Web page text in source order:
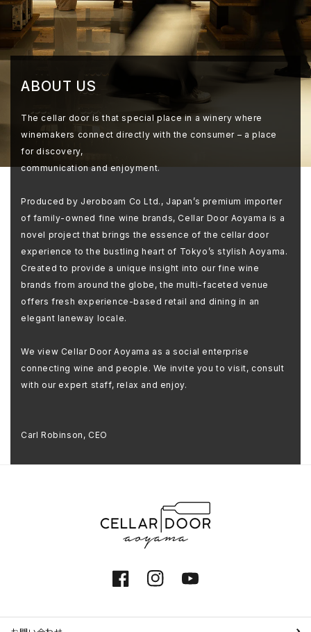
ABOUT US
The cellar door is that special place in a winery where
winemakers connect directly with the consumer – a place
for discovery,
communication and enjoyment.
Produced by Jeroboam Co Ltd., Japan’s premium importer
of family-owned fine wine brands, Cellar Door Aoyama is a
novel project that brings the essence of the cellar door
experience to the bustling heart of Tokyo’s stylish Aoyama.
Created to provide a unique insight into our fine wine
brands from around the globe, the multi-faceted venue
offers fresh experience-based retail and dining in an
elegant laneway locale.
We view Cellar Door Aoyama as a social enterprise
connecting wine and people. We invite you to visit, consult
with our expert staff, relax and enjoy.
Carl Robinson, CEO
FacebookInstagramYouTube